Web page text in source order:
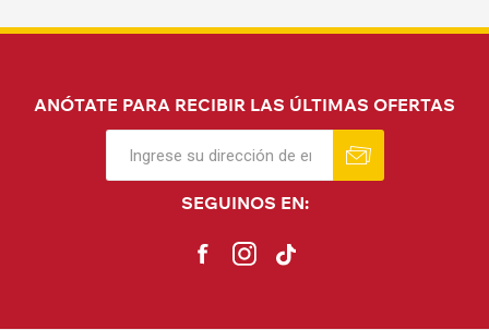
ANÓTATE PARA RECIBIR LAS ÚLTIMAS OFERTAS
SEGUINOS EN: